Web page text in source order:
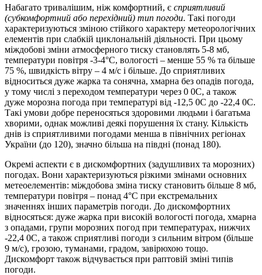
Набагато тривалішим, ніж комфортний, є сприятливий
(субкомфортний або перехідний) тип погоди. Такі погоди
характеризуються зміною стійкого характеру метеорологічних
елементів при слабкій циклональній діяльності. При цьому
міждобові зміни атмосферного тиску становлять 5-8 мб,
температури повітря -3-4°С, вологості – менше 55 % та більше
75 %, швидкість вітру – 4 м/с і більше. До сприятливих
відноситься дуже жарка та сонячна, хмарна без опадів погода,
у тому числі з переходом температури через 0 0С, а також
дуже морозна погода при температурі від -12,5 0С до -22,4 0С.
Такі умови добре переносяться здоровими людьми і багатьма
хворими, однак можливі деякі порушення їх стану. Кількість
днів із сприятливими погодами менша в північних регіонах
України (до 120), значно більша на півдні (понад 180).
Окремі аспекти є в дискомфортних (задушливих та морозних)
погодах. Вони характеризуються різкими змінами основних
метеоелементів: міждобова зміна тиску становить більше 8 мб,
температури повітря – понад 4°С при екстремальних
значеннях інших параметрів погоди. До дискомфортних
відносяться: дуже жарка при високій вологості погода, хмарна
з опадами, групи морозних погод при температурах, нижчих
-22,4 0С, а також сприятливі погоди з сильним вітром (більше
9 м/с), грозою, туманами, градом, завірюхою тощо.
Дискомфорт також відчувається при раптовій зміні типів
погоди.